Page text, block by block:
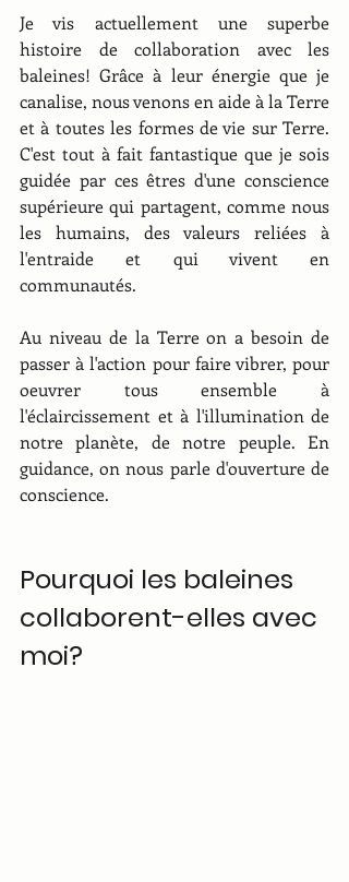
Je vis actuellement une superbe
histoire de collaboration avec les
baleines! Grâce à leur énergie que je
canalise, nous venons en aide à la Terre
et à toutes les formes de vie sur Terre.
C'est tout à fait fantastique que je sois
guidée par ces êtres d'une conscience
supérieure qui partagent, comme nous
les humains, des valeurs reliées à
l'entraide et qui vivent en
communautés.
Au niveau de la Terre on a besoin de
passer à l'action pour faire vibrer, pour
oeuvrer tous ensemble à
l'éclaircissement et à l'illumination de
notre planète, de notre peuple. En
guidance, on nous parle d'ouverture de
conscience.
Pourquoi les baleines
collaborent-elles avec
moi?